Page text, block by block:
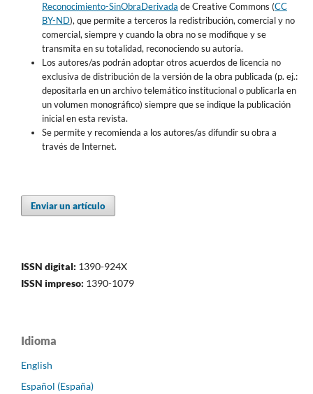
Reconocimiento-SinObraDerivada de Creative Commons (CC
BY-ND), que permite a terceros la redistribución, comercial y no
comercial, siempre y cuando la obra no se modifique y se
transmita en su totalidad, reconociendo su autoría.
Los autores/as podrán adoptar otros acuerdos de licencia no
exclusiva de distribución de la versión de la obra publicada (p. ej.:
depositarla en un archivo telemático institucional o publicarla en
un volumen monográfico) siempre que se indique la publicación
inicial en esta revista.
Se permite y recomienda a los autores/as difundir su obra a
través de Internet.
Enviar un artículo
ISSN digital: 1390-924X
ISSN impreso: 1390-1079
Idioma
English
Español (España)